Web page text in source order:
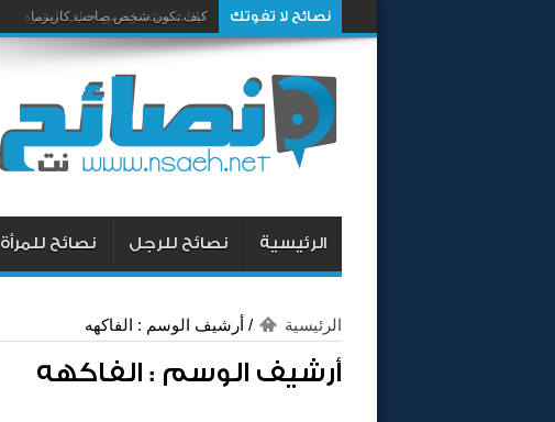
نصائح لا تفوتك كيف تكون شخص صاحب كاريزما
الرئيسية نصائح للرجل نصائح للمرأة
الرئيسية / أرشيف الوسم : الفاكهه
أرشيف الوسم : الفاكهه